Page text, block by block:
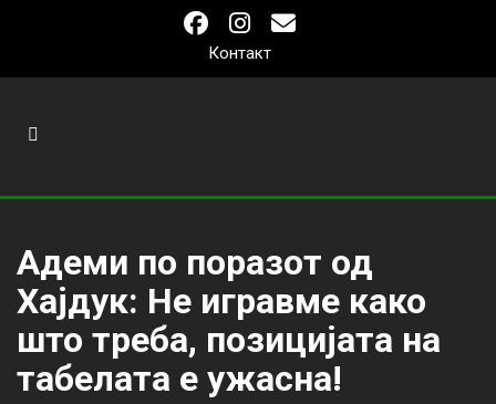
Контакт
Адеми по поразот од
Хајдук: Не игравме како
што треба, позицијата на
табелата е ужасна!